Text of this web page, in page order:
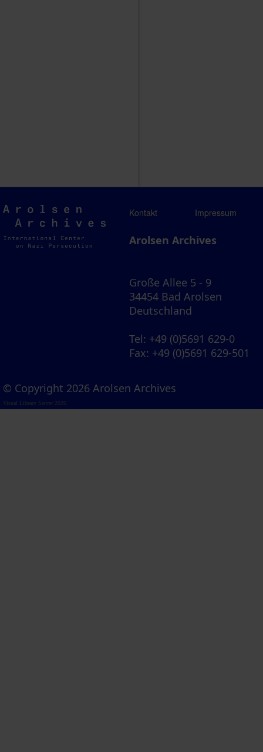
Arolsen
Archives
Kontakt Impressum
Arolsen Archives
Große Allee 5 - 9
34454 Bad Arolsen
Deutschland
Tel: +49 (0)5691 629-0
Fax: +49 (0)5691 629-501
© Copyright 2026 Arolsen Archives
Visual Library Server 2026